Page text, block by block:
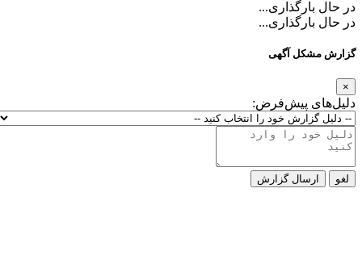
در حال بارگذاری...
در حال بارگذاری...
گزارش مشکل آگهی
×
دلیل‌های پیش‌فرض:
لغو ارسال گزارش